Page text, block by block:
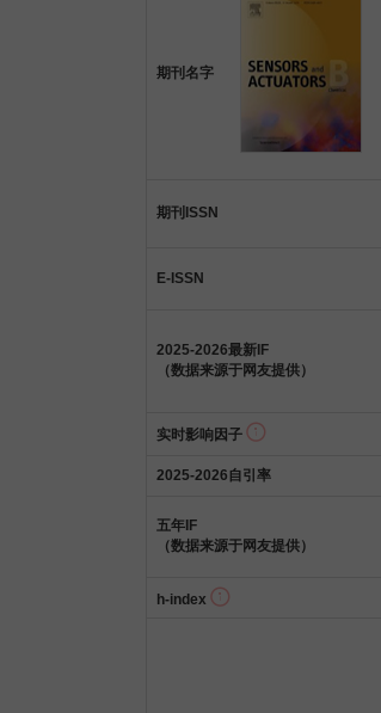
期刊名字
期刊ISSN
E-ISSN
2025-2026最新IF
（数据来源于网友提供）
实时影响因子
2025-2026自引率
五年IF
（数据来源于网友提供）
h-index